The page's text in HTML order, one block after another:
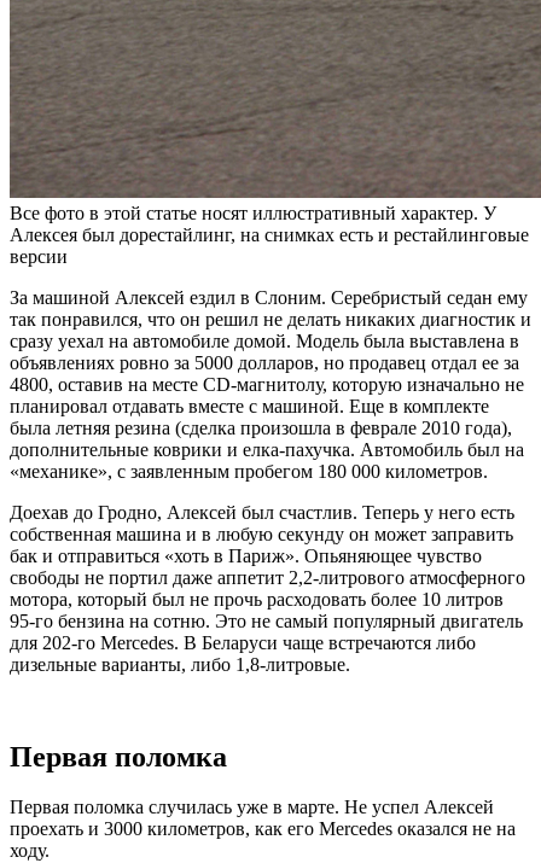
Все фото в этой статье носят иллюстративный характер. У
Алексея был дорестайлинг, на снимках есть и рестайлинговые
версии
За машиной Алексей ездил в Слоним. Серебристый седан ему
так понравился, что он решил не делать никаких диагностик и
сразу уехал на автомобиле домой. Модель была выставлена в
объявлениях ровно за 5000 долларов, но продавец отдал ее за
4800, оставив на месте CD-магнитолу, которую изначально не
планировал отдавать вместе с машиной. Еще в комплекте
была летняя резина (сделка произошла в феврале 2010 года),
дополнительные коврики и елка-пахучка. Автомобиль был на
«механике», с заявленным пробегом 180 000 километров.
Доехав до Гродно, Алексей был счастлив. Теперь у него есть
собственная машина и в любую секунду он может заправить
бак и отправиться «хоть в Париж». Опьяняющее чувство
свободы не портил даже аппетит 2,2-литрового атмосферного
мотора, который был не прочь расходовать более 10 литров
95-го бензина на сотню. Это не самый популярный двигатель
для 202-го Mercedes. В Беларуси чаще встречаются либо
дизельные варианты, либо 1,8-литровые.
Первая поломка
Первая поломка случилась уже в марте. Не успел Алексей
проехать и 3000 километров, как его Mercedes оказался не на
ходу.